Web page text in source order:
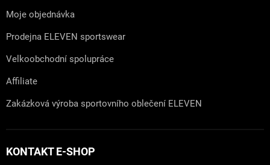
Moje objednávka
Prodejna ELEVEN sportswear
Velkoobchodní spolupráce
Affiliate
Zakázková výroba sportovního oblečení ELEVEN
KONTAKT E-SHOP